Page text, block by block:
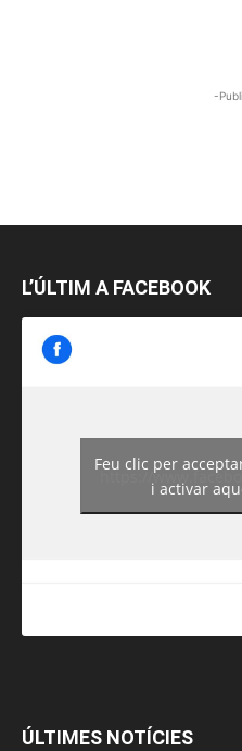
-
L’ÚLTIM A FACEBOOK
https://
Feu clic per
i activar
ÚLTIMES NOTÍCIES